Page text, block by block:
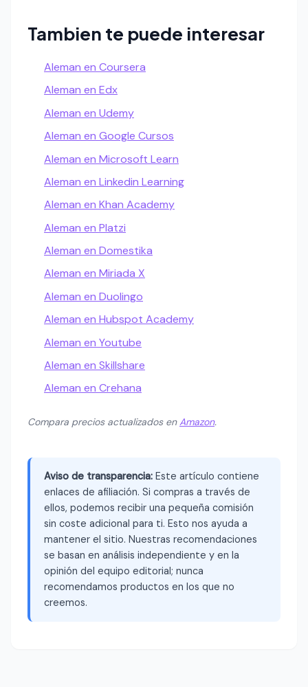
Tambien te puede interesar
Aleman en Coursera
Aleman en Edx
Aleman en Udemy
Aleman en Google Cursos
Aleman en Microsoft Learn
Aleman en Linkedin Learning
Aleman en Khan Academy
Aleman en Platzi
Aleman en Domestika
Aleman en Miriada X
Aleman en Duolingo
Aleman en Hubspot Academy
Aleman en Youtube
Aleman en Skillshare
Aleman en Crehana
Compara precios actualizados enAmazon.
Aviso de transparencia: Este artículo contiene
enlaces de afiliación. Si compras a través de
ellos, podemos recibir una pequeña comisión
sin coste adicional para ti. Esto nos ayuda a
mantener el sitio. Nuestras recomendaciones
se basan en análisis independiente y en la
opinión del equipo editorial; nunca
recomendamos productos en los que no
creemos.